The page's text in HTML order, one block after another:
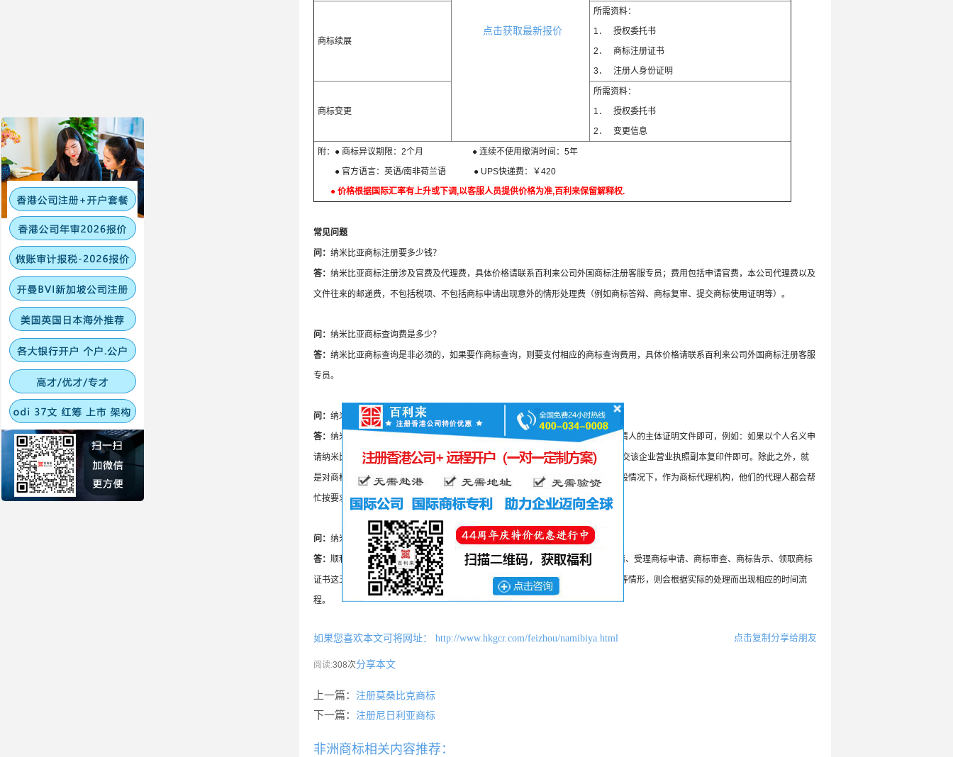
点击获取最新报价
商标续展
所需资料：
1． 授权委托书
2． 商标注册证书
3． 注册人身份证明
商标变更
所需资料：
1． 授权委托书
2． 变更信息
附：● 商标异议期限：2个月 ● 连续不使用撤消时间：5年
● 官方语言：英语/南非荷兰语 ● UPS快递费：￥420
● 价格根据国际汇率有上升或下调,以客服人员提供价格为准,百利来保留解释权.
常见问题
问： 纳米比亚商标注册要多少钱？
答： 纳米比亚商标注册涉及官费及代理费，具体价格请联系百利来公司外国商标注册客服专员；费用包括申请官费，本公司代理费以及
文件往来的邮递费，不包括税项、不包括商标申请出现意外的情形处理费（例如商标答辩、商标复审、提交商标使用证明等）。
问： 纳米比亚商标查询费是多少？
答： 纳米比亚商标查询是非必须的，如果要作商标查询，则要支付相应的商标查询费用，具体价格请联系百利来公司外国商标注册客服
专员。
问： 纳米比亚商标注册要什么条件？
答： 纳米比亚商标局对申请人不设过多限制，对于申请人要求方面，只需要提交申请人的主体证明文件即可，例如：如果以个人名义申
请纳米比亚商标，则需要提交该个人的身份证/护照复印件，如果以企业申请，则提交该企业营业执照副本复印件即可。除此之外，就
是对商标注册的规范要求，例如商标图样的尺寸大小，商标申请书式的填写等，一般情况下，作为商标代理机构，他们的代理人都会帮
忙按要求做好的。
问： 纳米比亚商标注册要多长时间？
答： 顺利的情况下，纳米比亚商标注册的时间跨度为36-48个月，包括提交商标申请、受理商标申请、商标审查、商标告示、领取商标
证书这五个阶段。如果在申请或审查过程中出现商标补正、商标驳回、商标被异议等情形，则会根据实际的处理而出现相应的时间流
程。
如果您喜欢本文可将网址： http://www.hkgcr.com/feizhou/namibiya.html 点击复制分享给朋友
阅读:308次分享本文
上一篇： 注册莫桑比克商标
下一篇： 注册尼日利亚商标
非洲商标相关内容推荐：